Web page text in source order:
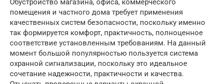
Обустройство магазина, офиса, коммерческого
помещения и частного дома требует применения
качественных систем безопасности, поскольку именно
так формируется комфорт, практичность, полноценное
соответствие установленным требованиям. На данный
момент большой популярностью пользуется система
охранной сигнализации, поскольку это идеальное
сочетание надежности, практичности и качества.